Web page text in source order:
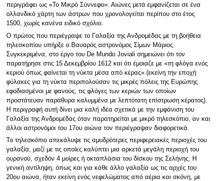
περιγράφει ως «Το Μικρό Σύννεφο». Αιώνες μετά εμφανίζεται σε ένα
ολλανδικό χάρτη των άστρων που χρονολογείται περίπου στο έτος
1500, χωρίς κανένα ειδικό σχόλιο.
Ο πρώτος που περιέγραψε το Γαλαξία της Ανδρομέδας με τη βοήθεια
τηλεσκοπίου υπήρξε ο Βαυαρός αστρονόμος Σίμων Μάριος.
Συγκεκριμένα, στο έργο του De Mundo Joviali σημειώνει ότι τον
παρατήρησε στις 15 Δεκεμβρίου 1612 και ότι έμοιαζε με «τη φλόγα ενός
κεριού όπως φαίνεται τη νύκτα μέσα από κέρας» (εκείνη την εποχή
φύλακες για τη νύκτα περιπολούσαν τις μικρές πόλεις της Ευρώπης
εφοδιασμένοι με φανούς, τις φλόγες των κεριών των οποίων
προστάτευαν παράθυρα καλυμμένα με λεπτότατη επίστρωση κέρατος).
Η περιγραφή αυτή δίνει μια καλή ιδέα σχετικά με την εμφάνιση του
Γαλαξία της Ανδρομέδας όταν παρατηρείται με μικρό τηλεσκόπιο, αν και
άλλοι αστρονόμοι του 17ου αιώνα τον περιέγραψαν διαφορετικά.
Το τηλεσκόπιο απεκάλυψε τις αμυδρότερες περιφερειακές περιοχές του
γαλαξία, μαζί με τις οποίες καλύπτει μια αρκετά μεγάλη περιοχή του
ουρανού, σχεδόν 4 μοίρες ή οκταπλάσια του δίσκου της Σελήνης. Η
γενική αντίληψη, όπως και για κάθε άλλο γαλαξία ως τις αρχές του
20ου αιώνα, ήταν εκείνη ενός νεφελώματος από αέρια και σκόνη, με